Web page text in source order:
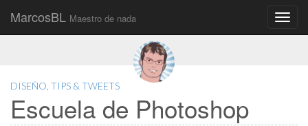
MarcosBL Maestro de nada
DISEÑO TIPS & TWEETS
Escuela de Photoshop